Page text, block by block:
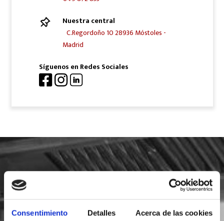
Consentimiento Detalles Acerca de las cookies
Nuestra central
C.Regordoño 10 28936 Móstoles -
Madrid
Síguenos en Redes Sociales
SOLICITA INFORMACIÓN